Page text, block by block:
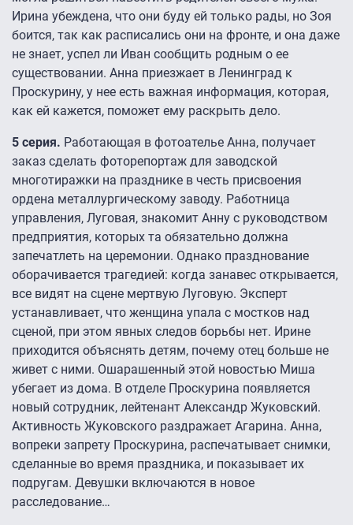
Ирина убеждена, что они буду ей только рады, но Зоя
боится, так как расписались они на фронте, и она даже
не знает, успел ли Иван сообщить родным о ее
существовании. Анна приезжает в Ленинград к
Проскурину, у нее есть важная информация, которая,
как ей кажется, поможет ему раскрыть дело.
5 серия. Работающая в фотоателье Анна, получает
заказ сделать фоторепортаж для заводской
многотиражки на празднике в честь присвоения
ордена металлургическому заводу. Работница
управления, Луговая, знакомит Анну с руководством
предприятия, которых та обязательно должна
запечатлеть на церемонии. Однако празднование
оборачивается трагедией: когда занавес открывается,
все видят на сцене мертвую Луговую. Эксперт
устанавливает, что женщина упала с мостков над
сценой, при этом явных следов борьбы нет. Ирине
приходится объяснять детям, почему отец больше не
живет с ними. Ошарашенный этой новостью Миша
убегает из дома. В отделе Проскурина появляется
новый сотрудник, лейтенант Александр Жуковский.
Активность Жуковского раздражает Агарина. Анна,
вопреки запрету Проскурина, распечатывает снимки,
сделанные во время праздника, и показывает их
подругам. Девушки включаются в новое
расследование…